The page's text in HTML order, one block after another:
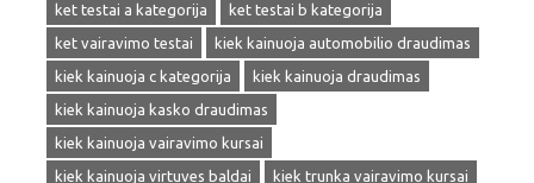
ket testai a kategorija
ket testai b kategorija
ket vairavimo testai
kiek kainuoja automobilio draudimas
kiek kainuoja c kategorija
kiek kainuoja draudimas
kiek kainuoja kasko draudimas
kiek kainuoja vairavimo kursai
kiek kainuoja virtuves baldai
kiek trunka vairavimo kursai